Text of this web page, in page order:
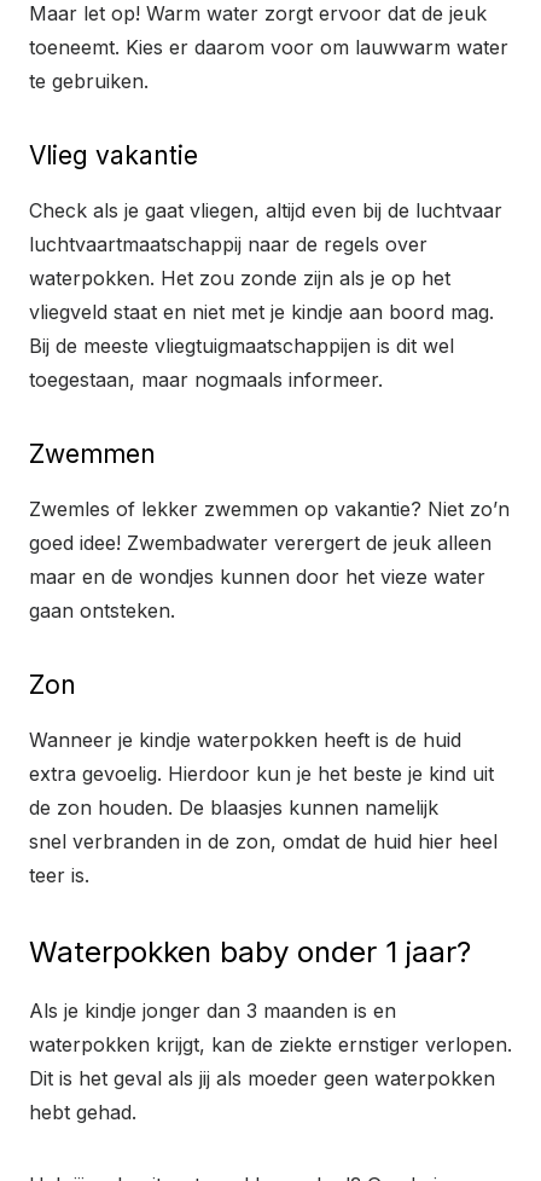
Maar let op! Warm water zorgt ervoor dat de jeuk
toeneemt. Kies er daarom voor om lauwwarm water
te gebruiken.
Vlieg vakantie
Check als je gaat vliegen, altijd even bij de luchtvaar
luchtvaartmaatschappij naar de regels over
waterpokken. Het zou zonde zijn als je op het
vliegveld staat en niet met je kindje aan boord mag.
Bij de meeste vliegtuigmaatschappijen is dit wel
toegestaan, maar nogmaals informeer.
Zwemmen
Zwemles of lekker zwemmen op vakantie? Niet zo’n
goed idee! Zwembadwater verergert de jeuk alleen
maar en de wondjes kunnen door het vieze water
gaan ontsteken.
Zon
Wanneer je kindje waterpokken heeft is de huid
extra gevoelig. Hierdoor kun je het beste je kind uit
de zon houden. De blaasjes kunnen namelijk
snel verbranden in de zon, omdat de huid hier heel
teer is.
Waterpokken baby onder 1 jaar?
Als je kindje jonger dan 3 maanden is en
waterpokken krijgt, kan de ziekte ernstiger verlopen.
Dit is het geval als jij als moeder geen waterpokken
hebt gehad.